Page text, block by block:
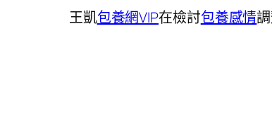
王凱包養網VIP在檢討包養感情